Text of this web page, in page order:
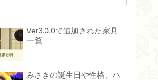
Ver3.0.0で追加された家具
一覧
みさきの誕生日や性格、ハ